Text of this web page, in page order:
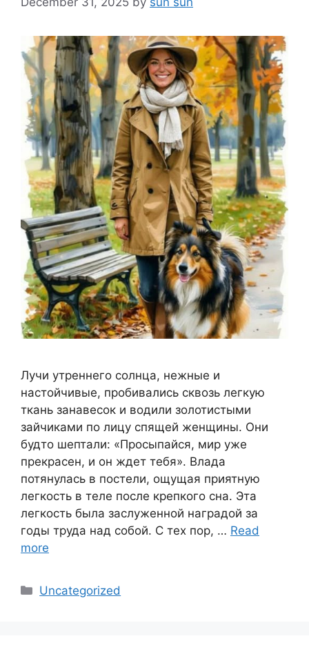
Лучи утреннего солнца, нежные и
настойчивые, пробивались сквозь легкую
ткань занавесок и водили золотистыми
зайчиками по лицу спящей женщины. Они
будто шептали: «Просыпайся, мир уже
прекрасен, и он ждет тебя». Влада
потянулась в постели, ощущая приятную
легкость в теле после крепкого сна. Эта
легкость была заслуженной наградой за
годы труда над собой. С тех пор, … Read
more
Categories
Uncategorized